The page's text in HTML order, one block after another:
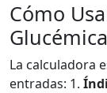
Cómo
Glucémica
La calculadora
entradas: 1.